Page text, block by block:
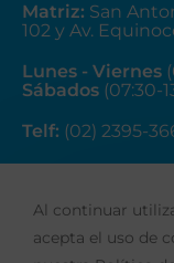
Matriz: San
102 y Av.
Lunes - Viernes
Sábados (07:30-
Telf: (02) 2395-
Al continuar
acepta el uso de